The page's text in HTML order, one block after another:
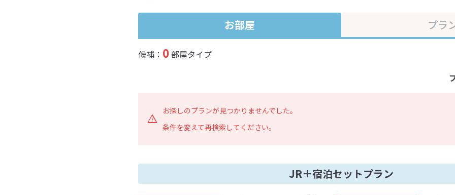
お部屋 プラ
候補： 0部屋タイプ
お探しのプランが見つかりませんでした。
条件を変えて再検索してください。
JR＋宿泊セットプラン